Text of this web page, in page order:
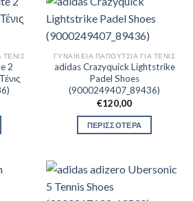
ΤΕΝΙΣ
2
ΓΥΝΑΙΚΕΊΑ ΠΑΠΟΎΤΣΙΑ ΓΙΑ ΤΕΝΙΣ
adidas Crazyquick Lightstrike
Padel Shoes
(9000249407_89436)
€120,00
ΠΕΡΙΣΣΟΤΕΡΑ